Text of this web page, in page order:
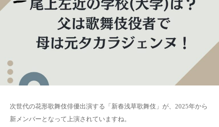
次世代の花形歌舞伎俳優出演する「新春浅草歌舞伎」が、2025年から
新メンバーとなって上演されていますね。